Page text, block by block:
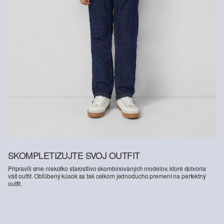
SKOMPLETIZUJTE SVOJ OUTFIT
Pripravili sme niekoľko starostlivo skombinovaných modelov, ktoré dotvoria
váš outfit. Obľúbený kúsok sa tak celkom jednoducho premení na perfektný
outfit.